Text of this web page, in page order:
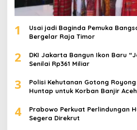
1
Usai jadi Baginda Pemuka
Bergelar Raja Timor
2
DKI Jakarta Bangun Ikon Baru
Senilai Rp361 Miliar
3
Polisi Kehutanan Gotong
Huntap untuk Korban Banjir
4
Prabowo Perkuat Perlindungan
Segera Direkrut